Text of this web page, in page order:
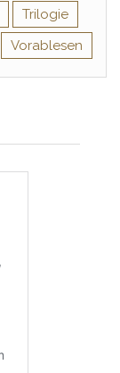
Trilogie
Vorablesen